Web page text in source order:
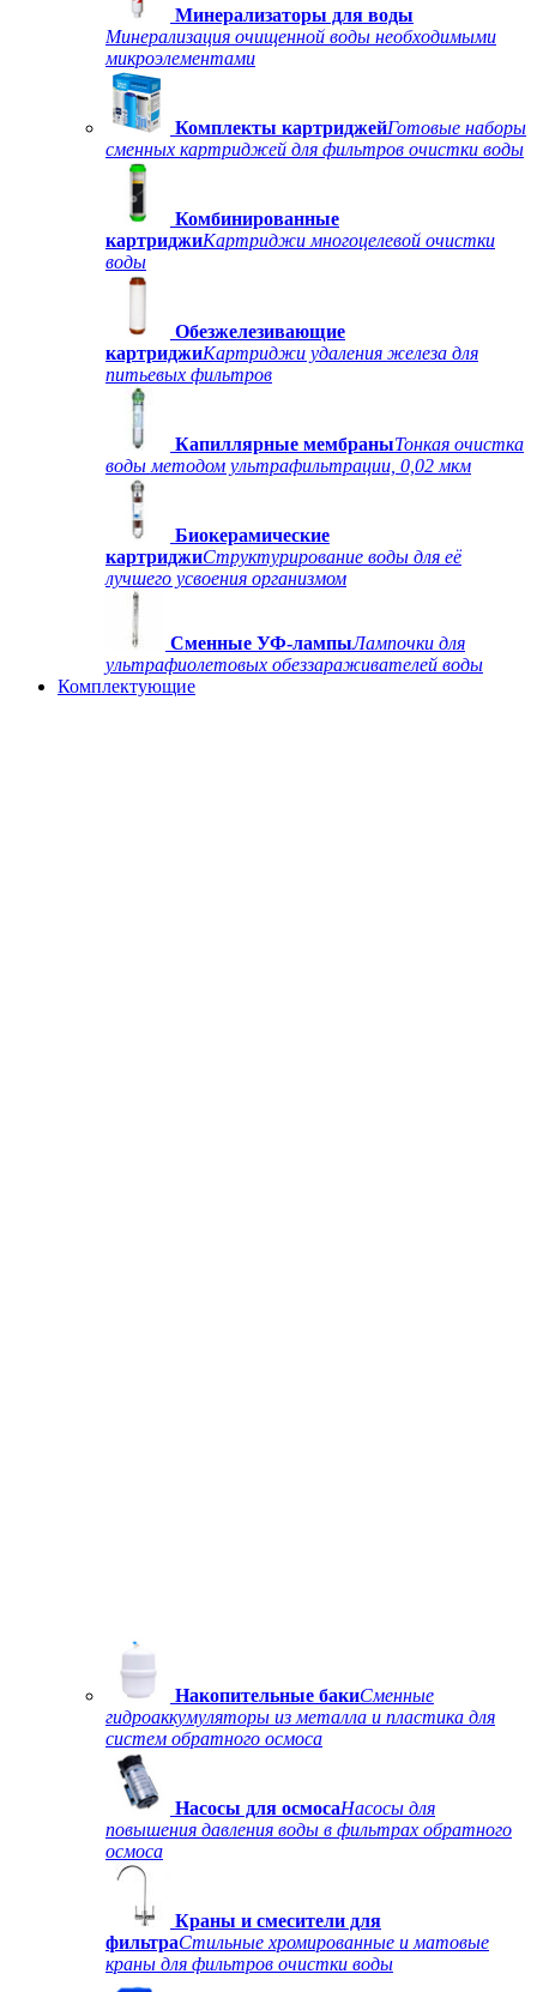
Минерализаторы для воды
Минерализация очищенной воды необходимыми
микроэлементами
Комплекты картриджейГотовые наборы
сменных картриджей для фильтров очистки воды
Комбинированные
картриджиКартриджи многоцелевой очистки
воды
Обезжелезивающие
картриджиКартриджи удаления железа для
питьевых фильтров
Капиллярные мембраныТонкая очистка
воды методом ультрафильтрации, 0,02 мкм
Биокерамические
картриджиСтруктурирование воды для её
лучшего усвоения организмом
Сменные УФ-лампыЛампочки для
ультрафиолетовых обеззараживателей воды
Комплектующие
Накопительные бакиСменные
гидроаккумуляторы из металла и пластика для
систем обратного осмоса
Насосы для осмосаНасосы для
повышения давления воды в фильтрах обратного
осмоса
Краны и смесители для
фильтраСтильные хромированные и матовые
краны для фильтров очистки воды